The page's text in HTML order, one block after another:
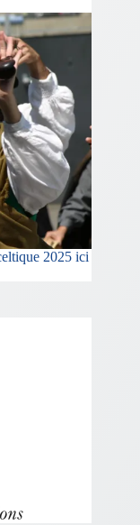
2025 ici